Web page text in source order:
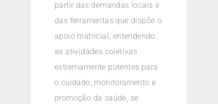
partir das demandas locais e
das ferramentas que dispõe o
apoio matricial, entendendo
as atividades coletivas
extremamente potentes para
o cuidado, monitoramento e
promoção da saúde, se